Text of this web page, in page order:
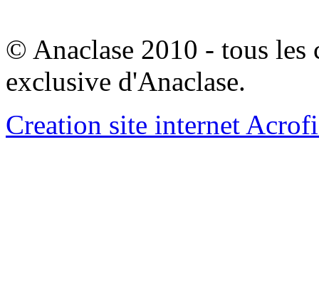
© Anaclase 2010 - tous les
exclusive d'Anaclase.
Creation site internet